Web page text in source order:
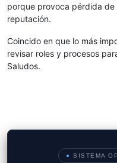
porque provoca pérdida
reputación.
Coincido en que lo más
revisar roles y procesos
Saludos.
● SISTEMA